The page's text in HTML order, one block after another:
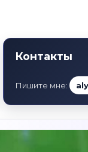
Контакты
Пишите мне: